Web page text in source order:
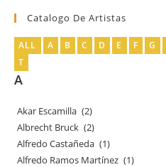
Catalogo De Artistas
ALL A B C D E F G
T
A
Akar Escamilla (2)
Albrecht Bruck (2)
Alfredo Castañeda (1)
Alfredo Ramos Martínez (1)